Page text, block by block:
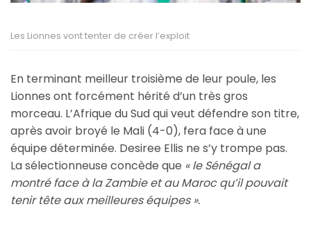
Les Lionnes vont tenter de créer l’exploit
En terminant meilleur troisième de leur poule, les
Lionnes ont forcément hérité d’un très gros
morceau. L’Afrique du Sud qui veut défendre son titre,
après avoir broyé le Mali (4-0), fera face à une
équipe déterminée. Desiree Ellis ne s’y trompe pas.
La sélectionneuse concède que « le Sénégal a
montré face à la Zambie et au Maroc qu’il pouvait
tenir tête aux meilleures équipes ».